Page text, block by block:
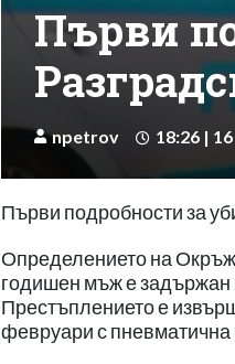
Първи
npetrov 18:26 |
Първи подробности за
Определението на
годишен мъж е задържан
Престъплението е
февруари с пневматична